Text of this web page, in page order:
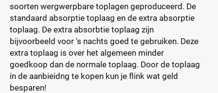
soorten wergwerpbare toplagen geproduceerd. De
standaard absorptie toplaag en de extra absorptie
toplaag. De extra absorbtie toplaag zijn
bijvoorbeeld voor 's nachts goed te gebruiken. Deze
extra toplaag is over het algemeen minder
goedkoop dan de normale toplaag. Door de toplaag
in de aanbieidng te kopen kun je flink wat geld
besparen!